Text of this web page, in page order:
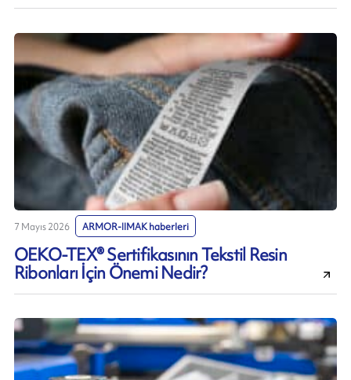
7 Mayıs 2026 ARMOR-IIMAK haberleri
OEKO-TEX® Sertifikasının Tekstil Resin
Ribonları İçin Önemi Nedir?